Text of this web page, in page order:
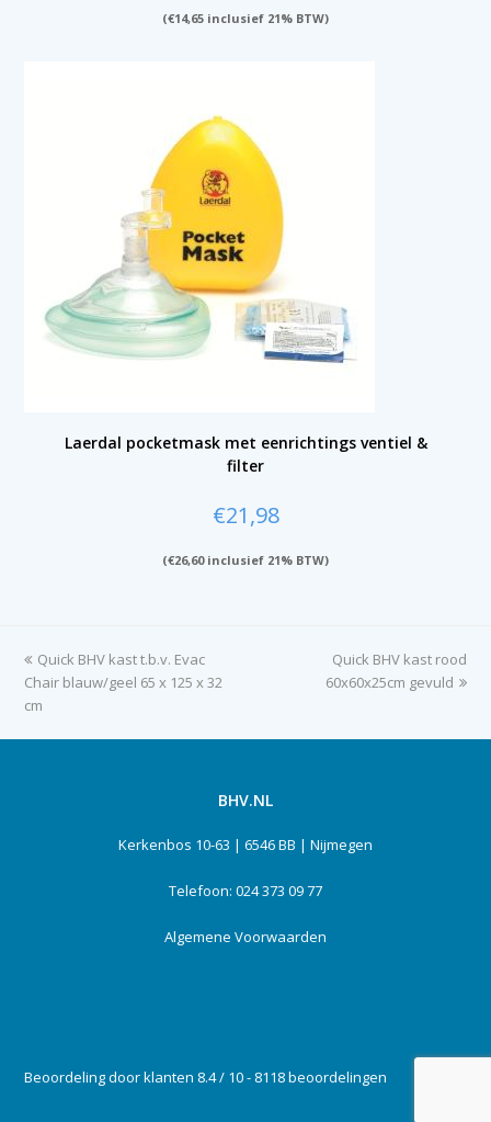
(€14,65 inclusief 21% BTW)
Laerdal pocketmask met eenrichtings ventiel &
filter
€21,98
(€26,60inclusief 21% BTW)
previous
post:
Quick BHV kast t.b.v. Evac
Chair blauw/geel 65 x 125 x 32
cm
next
post:
Quick BHV kast rood
60x60x25cm gevuld
BHV.NL
Kerkenbos 10-63 | 6546 BB | Nijmegen
Telefoon: 024 373 09 77
Algemene Voorwaarden
Beoordeling door klanten 8.4 / 10 - 8118 beoordelingen